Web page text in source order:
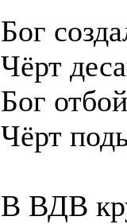
Бог
Чёрт
Бог
Чёрт
В ВДВ